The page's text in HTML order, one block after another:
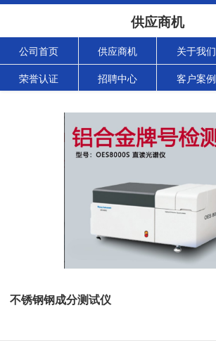
供应商机
公司首页 供应商机 关于我们
荣誉认证 招聘中心 客户案例
不锈钢钢成分测试仪